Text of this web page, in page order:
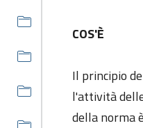
COS'È
Il principio
l'attività
della norma